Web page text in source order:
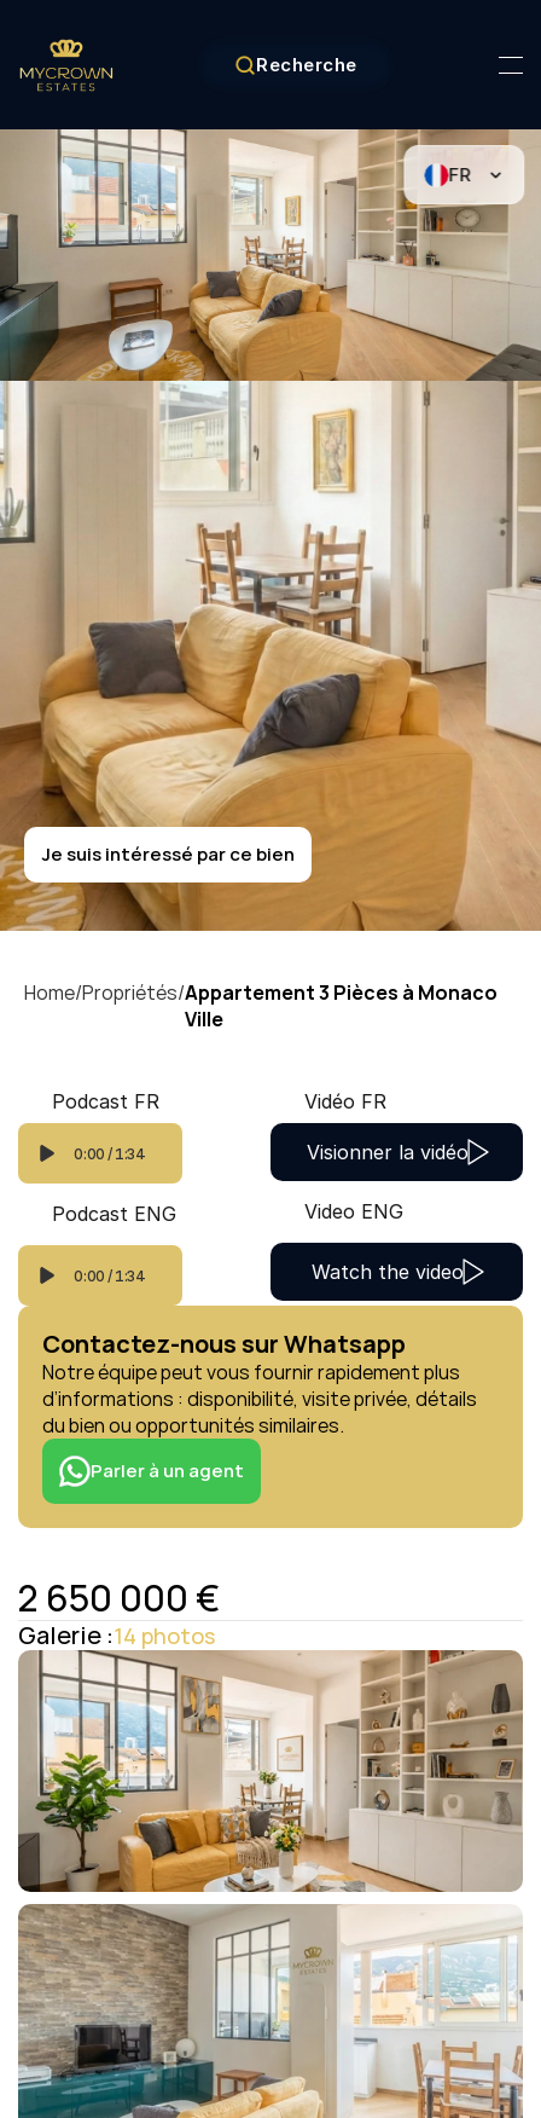
Recherche
Monaco-Ville
Appartement3Pièces
à
MonacoVille
Je suis intéressé par ce bien
Home/Propriétés/Appartement 3 Pièces à Monaco
Ville
Podcast FR
0:00 / 1:34
Podcast ENG
0:00 / 1:34
Vidéo FR
Visionner la vidéo
Video ENG
Watch the video
Contactez-nous sur Whatsapp
Notre équipe peut vous fournir rapidement plus
d’informations : disponibilité, visite privée, détails
du bien ou opportunités similaires.
Parler à un agent
2 650 000 €
Galerie :14 photos
FR